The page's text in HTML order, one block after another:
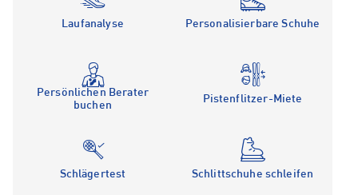
Laufanalyse Personalisierbare Schuhe
Persönlichen Berater
buchen
Pistenflitzer-Miete
Schlägertest Schlittschuhe schleifen